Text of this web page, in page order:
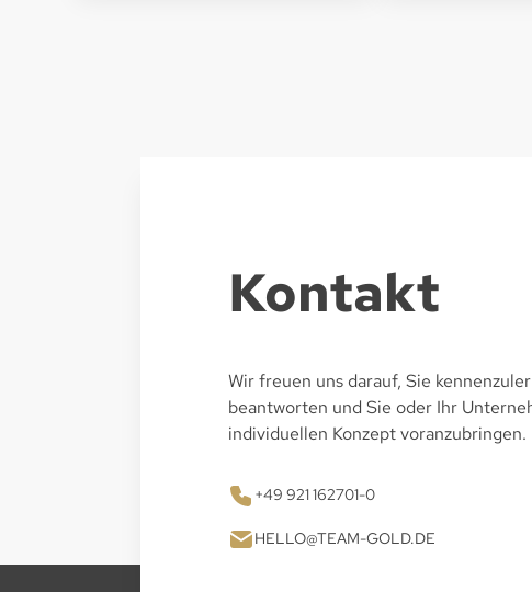
Kontakt
Wir freuen uns darauf, Sie
beantworten und Sie oder Ihr
individuellen Konzept voranzubringen.
+49 921 162701-0
HELLO@TEAM-GOLD.DE